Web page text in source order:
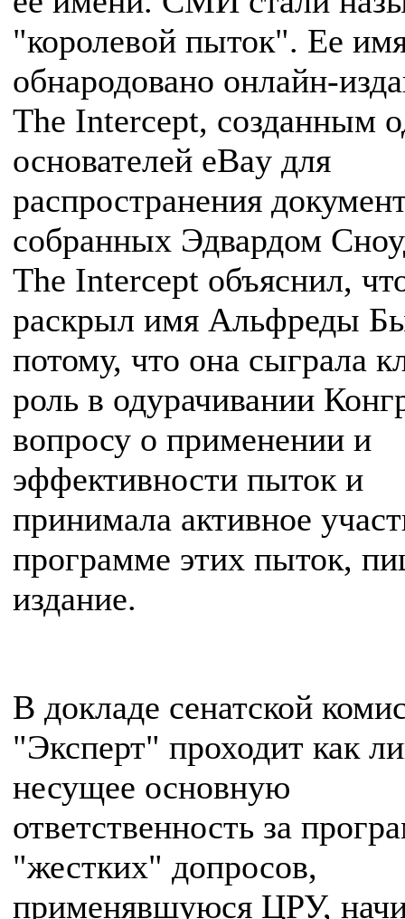
"королевой пыток". Ее
обнародовано онлайн-
The Intercept, созданным
основателей eBay для
распространения
собранных Эдвардом
The Intercept объяснил,
раскрыл имя Альфреды
потому, что она сыграла
роль в одурачивании
вопросу о применении и
эффективности пыток и
принимала активное
программе этих пыток,
издание.
В докладе сенатской
"Эксперт" проходит как
несущее основную
ответственность за
"жестких" допросов,
применявшуюся ЦРУ,